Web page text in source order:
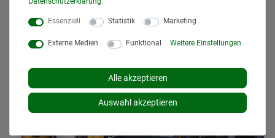
Essenziell Statistik Marketing
Externe Medien Funktional Weitere Einstellungen
Alle akzeptieren
Auswahl akzeptieren